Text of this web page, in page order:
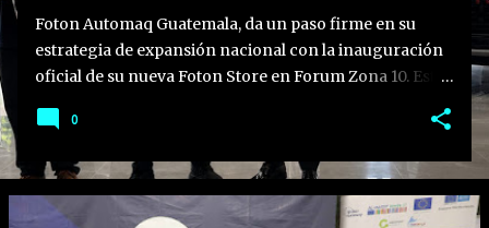
Foton Automaq Guatemala, da un paso firme en su
estrategia de expansión nacional con la inauguración
oficial de su nueva Foton Store en Forum Zona 10. Este
evolución de la marca, diseñado para ofrecer una
sus clientes. Más que la apertura de una sala de ventas,
este punto estratégico representa el resultado de una
0